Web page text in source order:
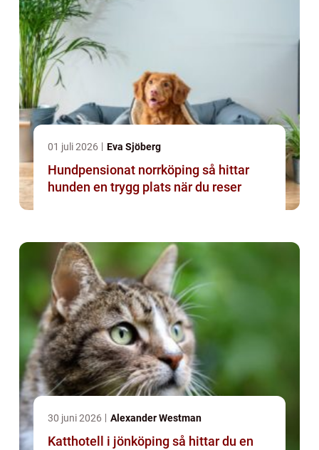
01 juli 2026 Eva Sjöberg
Hundpensionat norrköping så hittar
hunden en trygg plats när du reser
30 juni 2026 Alexander Westman
Katthotell i jönköping så hittar du en